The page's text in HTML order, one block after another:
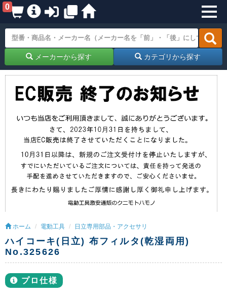
0
メーカーから探す カテゴリから探す
ホーム 電動工具 日立専用部品・アクセサリ
ハイコーキ(日立) 布フィルタ(乾湿両用)
No.325626
プロ仕様